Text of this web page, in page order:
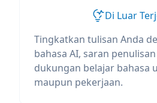
Di Luar
Tingkatkan tulisan Anda
bahasa AI, saran
dukungan belajar bahasa
maupun pekerjaan.